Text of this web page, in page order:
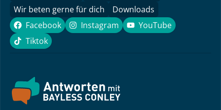
Wir beten gerne für dich
Downloads
Facebook
Facebook Instagram
Instagram YouTube
YouTube
Tiktok
Tiktok